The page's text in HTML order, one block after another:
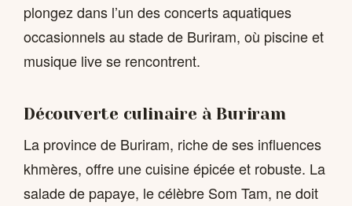
plongez dans l’un des concerts aquatiques
occasionnels au stade de Buriram, où piscine et
musique live se rencontrent.
Découverte culinaire à Buriram
La province de Buriram, riche de ses influences
khmères, offre une cuisine épicée et robuste. La
salade de papaye, le célèbre Som Tam, ne doit